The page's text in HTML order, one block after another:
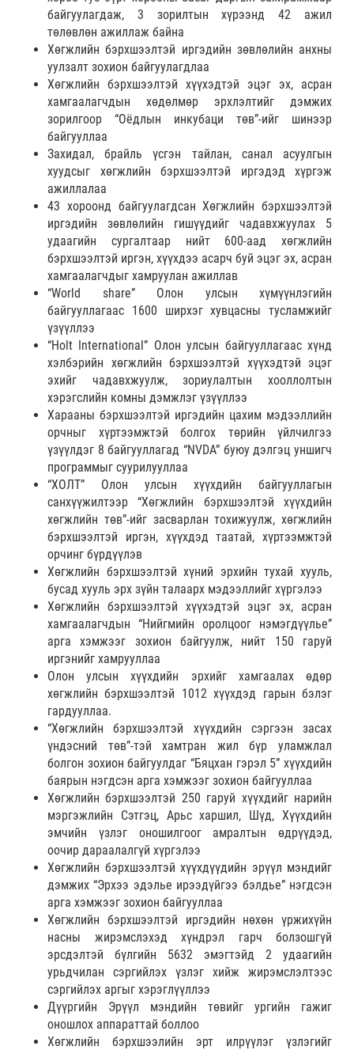
байгуулагдаж, 3 зорилтын хүрээнд 42 ажил
төлөвлөн ажиллаж байна
Хөгжлийн бэрхшээлтэй иргэдийн зөвлөлийн анхны
уулзалт зохион байгуулагдлаа
Хөгжлийн бэрхшээлтэй хүүхэдтэй эцэг эх, асран
хамгаалагчдын хөдөлмөр эрхлэлтийг дэмжих
зорилгоор “Оёдлын инкубаци төв”-ийг шинээр
байгууллаа
Захидал, брайль үсгэн тайлан, санал асуулгын
хуудсыг хөгжлийн бэрхшээлтэй иргэдэд хүргэж
ажиллалаа
43 хороонд байгуулагдсан Хөгжлийн бэрхшээлтэй
иргэдийн зөвлөлийн гишүүдийг чадавхжуулах 5
удаагийн сургалтаар нийт 600-аад хөгжлийн
бэрхшээлтэй иргэн, хүүхдээ асарч буй эцэг эх, асран
хамгаалагчдыг хамруулан ажиллав
“World share” Олон улсын хүмүүнлэгийн
байгууллагаас 1600 ширхэг хувцасны тусламжийг
үзүүллээ
“Holt International” Олон улсын байгууллагаас хүнд
хэлбэрийн хөгжлийн бэрхшээлтэй хүүхэдтэй эцэг
эхийг чадавхжуулж, зориулалтын хооллолтын
хэрэгслийн комны дэмжлэг үзүүллээ
Харааны бэрхшээлтэй иргэдийн цахим мэдээллийн
орчныг хүртээмжтэй болгох төрийн үйлчилгээ
үзүүлдэг 8 байгууллагад “NVDA” буюу дэлгэц уншигч
программыг суурилууллаа
“ХОЛТ” Олон улсын хүүхдийн байгууллагын
санхүүжилтээр “Хөгжлийн бэрхшээлтэй хүүхдийн
хөгжлийн төв”-ийг засварлан тохижуулж, хөгжлийн
бэрхшээлтэй иргэн, хүүхдэд таатай, хүртээмжтэй
орчинг бүрдүүлэв
Хөгжлийн бэрхшээлтэй хүний эрхийн тухай хууль,
бусад хууль эрх зүйн талаарх мэдээллийг хүргэлээ
Хөгжлийн бэрхшээлтэй хүүхэдтэй эцэг эх, асран
хамгаалагчдын “Нийгмийн оролцоог нэмэгдүүлье”
арга хэмжээг зохион байгуулж, нийт 150 гаруй
иргэнийг хамрууллаа
Олон улсын хүүхдийн эрхийг хамгаалах өдөр
хөгжлийн бэрхшээлтэй 1012 хүүхдэд гарын бэлэг
гардууллаа.
“Хөгжлийн бэрхшээлтэй хүүхдийн сэргээн засах
үндэсний төв”-тэй хамтран жил бүр уламжлал
болгон зохион байгуулдаг “Бяцхан гэрэл 5” хүүхдийн
баярын нэгдсэн арга хэмжээг зохион байгууллаа
Хөгжлийн бэрхшээлтэй 250 гаруй хүүхдийг нарийн
мэргэжлийн Сэтгэц, Арьс харшил, Шүд, Хүүхдийн
эмчийн үзлэг оношилгоог амралтын өдрүүдэд,
оочир дараалалгүй хүргэлээ
Хөгжлийн бэрхшээлтэй хүүхдүүдийн эрүүл мэндийг
дэмжих “Эрхээ эдэлье ирээдүйгээ бэлдье” нэгдсэн
арга хэмжээг зохион байгууллаа
Хөгжлийн бэрхшээлтэй иргэдийн нөхөн үржихүйн
насны жирэмслэхэд хүндрэл гарч болзошгүй
эрсдэлтэй бүлгийн 5632 эмэгтэйд 2 удаагийн
урьдчилан сэргийлэх үзлэг хийж жирэмслэлтээс
сэргийлэх аргыг хэрэглүүллээ
Дүүргийн Эрүүл мэндийн төвийг ургийн гажиг
оношлох аппараттай боллоо
Хөгжлийн бэрхшээлийн эрт илрүүлэг үзлэгийг